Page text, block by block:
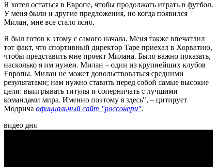
Я хотел остаться в Европе, чтобы продолжать играть в футбол.
У меня были и другие предложения, но когда появился
Милан, мне все стало ясно.
Я был готов к этому с самого начала. Меня также впечатлил
тот факт, что спортивный директор Таре приехал в Хорватию,
чтобы представить мне проект Милана. Было важно показать,
насколько я им нужен. Милан – один из крупнейших клубов
Европы. Милан не может довольствоваться средними
результатами; нам нужно ставить перед собой самые высокие
цели: выигрывать титулы и соперничать с лучшими
командами мира. Именно поэтому я здесь", – цитирует
Модрича официальный сайт "россонери".
видео дня